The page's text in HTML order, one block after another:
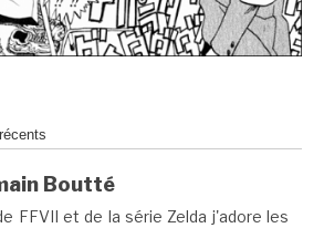
Boutté
FFVII et de la série Zelda j'adore les